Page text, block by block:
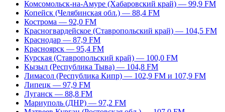
Комсомольск-на-Амуре (Хабаровский край) — 99,9 FM
Копейск (Челябинская обл.) — 88,4 FM
Кострома — 92,0 FM
Красногвардейское (Ставропольский край) — 104,5 FM
Краснодар — 87,9 FM
Красноярск — 95,4 FM
Курская (Ставропольский край) — 100,0 FM
Кызыл (Республика Тыва) — 104,8 FM
Лимасол (Республика Кипр) — 102,9 FM и 107,9 FM
Липецк — 97,9 FM
Луганск — 88,8 FM
Мариуполь (ДНР) — 97,2 FM